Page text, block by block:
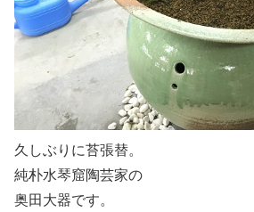
久しぶりに苔張替。
純朴水琴窟陶芸家の
奥田大器です。